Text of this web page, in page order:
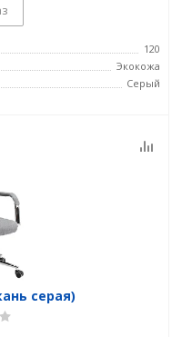
120
Экокожа
Серый
серая)